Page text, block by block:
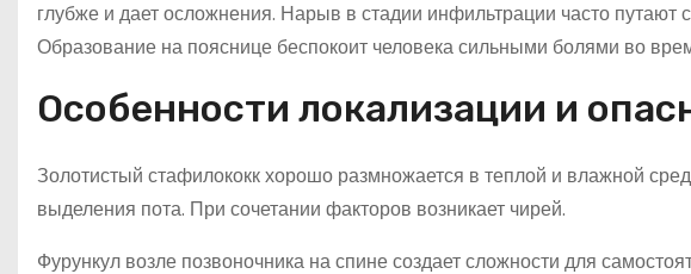
глубже и дает осложнения. Нарыв в стадии инфильтрации часто
Образование на пояснице беспокоит человека сильными болями во
Особенности локализации и
Золотистый стафилококк хорошо размножается в теплой и влажной
выделения пота. При сочетании факторов возникает чирей.
Фурункул возле позвоночника на спине создает сложности для